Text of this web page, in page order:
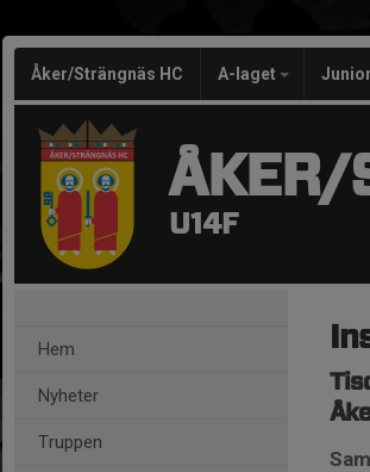
Åker/Strängnäs HC A-laget Junior
ÅKER/
U14F
Hem
Nyheter
Truppen